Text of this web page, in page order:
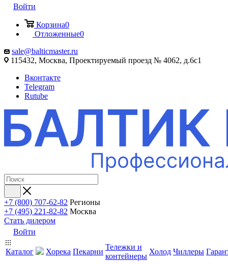
Войти
Корзина0
Отложенные0
sale@balticmaster.ru
115432, Москва, Проектируемый проезд № 4062, д.6с1
Вконтакте
Telegram
Rutube
+7 (800) 707-62-82 Регионы
+7 (495) 221-82-82 Москва
Стать дилером
Войти
Каталог Хорека Пекарни
Тележки и
контейнеры
Холод Чиллеры